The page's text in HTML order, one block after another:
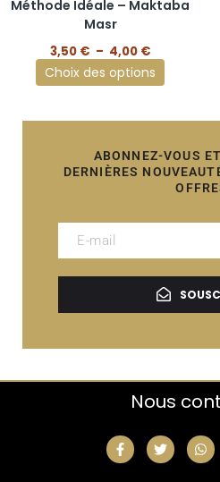
Méthode Idéale – Maktaba
Masr
3,50 € – 4,00 €
Choix des options
page
produit
ABONNEZ-VOUS
DERNIÈRES
Nous
F
a
c
T
w
i
W
h
a